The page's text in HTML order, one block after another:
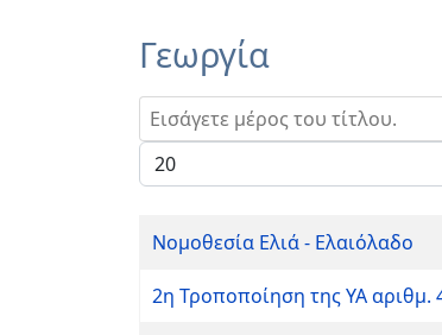
Γεωργία
Εισάγετε μέρος του τίτλου.
Εμφάνιση #
Νομοθεσία Ελιά - Ελαιόλαδο
2η Τροποποίηση της ΥΑ αριθμ.